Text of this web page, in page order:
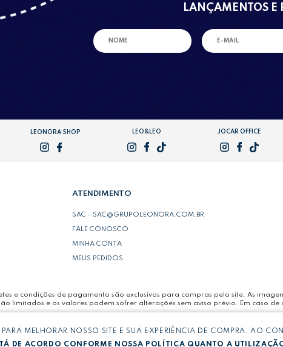
LANÇAMENTOS E
LEONORA SHOP LEO&LEO JOCAR OFFICE
ATENDIMENTO
SAC - SAC@GRUPOLEONORA.COM.BR
FALE CONOSCO
MINHA CONTA
MEUS PEDIDOS
e condições de pagamento são exclusivos para compras pelo site. As
limitados e os valores podem sofrer alterações sem aviso prévio. Em caso
COMERCIO INTERNACIONAL LTDA -CNPJ: 03.064.692/0005-53
MELHORAR NOSSO SITE E SUA EXPERIÊNCIA DE COMPRA. AO
DE ACORDO CONFORME NOSSA POLÍTICA QUANTO A